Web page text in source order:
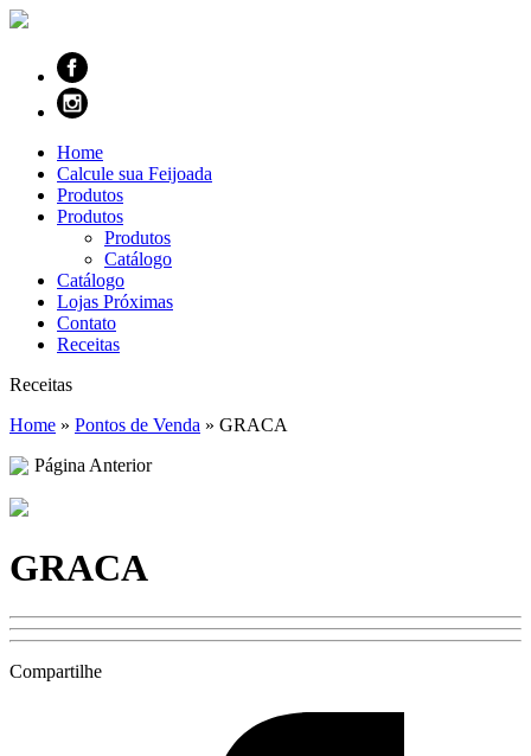
Home
Calcule sua Feijoada
Produtos
Produtos
Produtos
Catálogo
Catálogo
Lojas Próximas
Contato
Receitas
Receitas
Home » Pontos de Venda » GRACA
Página Anterior
GRACA
Compartilhe